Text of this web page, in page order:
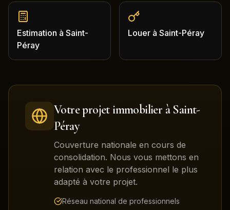
Estimation à Saint-
Péray
Louer à Saint-Péray
Votre projet immobilier à Saint-
Péray
Couverture nationale en cours de
consolidation. Nous vous mettons en
relation avec le professionnel le plus
adapté à votre projet.
Réseau national de professionnels